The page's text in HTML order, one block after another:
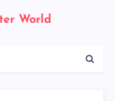
World